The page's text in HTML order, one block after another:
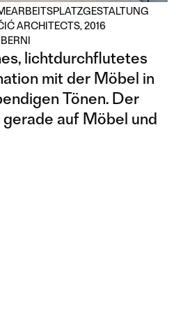
ARBEITSPLATZGESTALTUNG
ARCHITECTS, 2016
lichtdurchflutetes
mit der Möbel in
Tönen. Der
auf Möbel und